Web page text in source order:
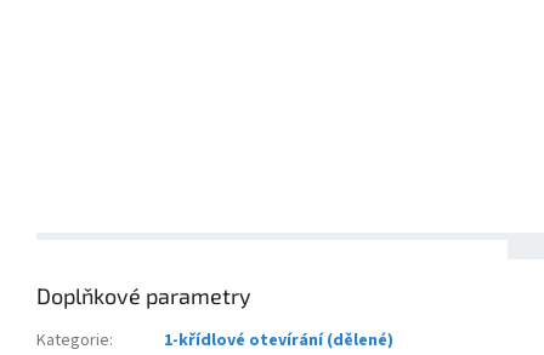
Doplňkové parametry
Kategorie:
1-křídlové otevírání (dělené)